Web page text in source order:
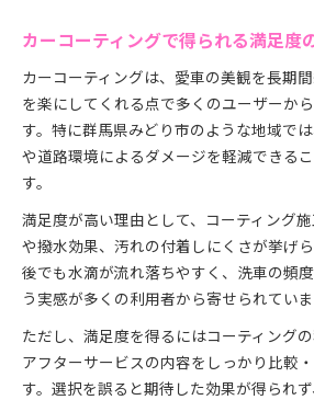
カーコーティングで得られる満足度
カーコーティングは、愛車の美観を長期
を楽にしてくれる点で多くのユーザーか
す。特に群馬県みどり市のような地域で
や道路環境によるダメージを軽減できる
す。
満足度が高い理由として、コーティング
や撥水効果、汚れの付着しにくさが挙げ
後でも水滴が流れ落ちやすく、洗車の頻
う実感が多くの利用者から寄せられていま
ただし、満足度を得るにはコーティング
アフターサービスの内容をしっかり比較
す。選択を誤ると期待した効果が得られ